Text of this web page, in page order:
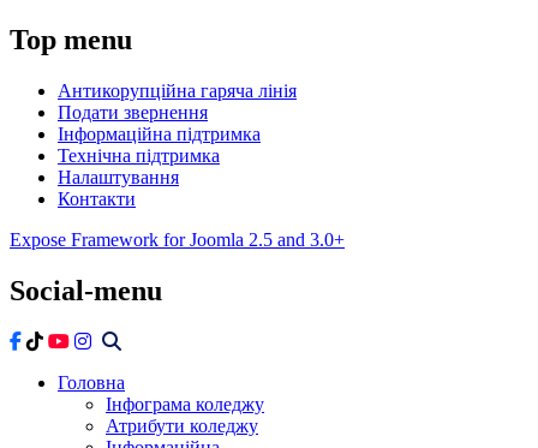
Top menu
Антикорупційна гаряча лінія
Подати звернення
Інформаційна підтримка
Технічна підтримка
Налаштування
Контакти
Expose Framework for Joomla 2.5 and 3.0+
Social-menu
Головна
Інфограма коледжу
Атрибути коледжу